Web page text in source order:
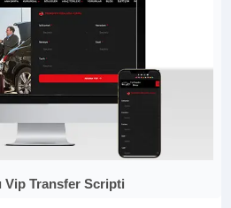
Vip Transfer Scripti